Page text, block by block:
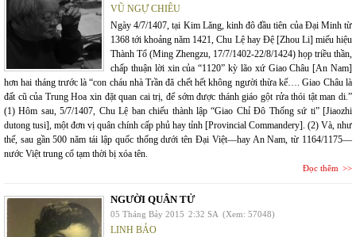
VŨ NGỰ CHIÊU
Ngày 4/7/1407, tại Kim Lăng, kinh đô đầu tiên của Đại Minh từ
1368 tới khoảng năm 1421, Chu Lệ hay Đệ [Zhou Li] miếu hiệu
Thành Tổ (Ming Zhengzu, 17/7/1402-22/8/1424) họp triều thần,
chấp thuận lời xin của “1120” kỳ lão xứ Giao Châu [An Nam]
hơn hai tháng trước là “con cháu nhà Trần đă chết hết không người thừa kế…. Giao Châu là
đất cũ của Trung Hoa xin đặt quan cai trị, để sớm được thánh giáo gột rửa thói tật man di.”
(1) Hôm sau, 5/7/1407, Chu Lệ ban chiếu thành lập “Giao Chỉ Đô Thống sứ ti” [Jiaozhi
dutong tusi], một đơn vị quân chính cấp phủ hay tỉnh [Provincial Commandery]. (2) Và, như
thế, sau gần 500 năm tái lập quốc thống dưới tên Đại Việt—hay An Nam, từ 1164/1175—
nước Việt trung cổ tạm thời bị xóa tên.
Đọc thêm
NGƯỜI QUÂN TỬ
05 Tháng Bảy 2015 2:32 SA (Xem: 57048)
LINH BẢO